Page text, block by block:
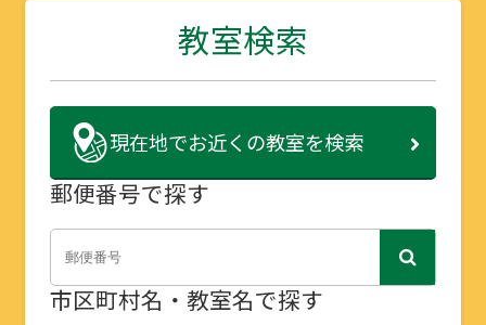
教室検索
現在地でお近くの教室を検索
郵便番号で探す
市区町村名・教室名で探す